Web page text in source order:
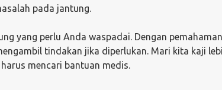
pada jantung.
yang perlu Anda waspadai. Dengan pemahaman
tindakan jika diperlukan. Mari kita kaji
mencari bantuan medis.